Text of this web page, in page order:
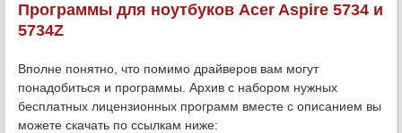
Программы для ноутбуков Acer Aspire 5734 и
5734Z
Вполне понятно, что помимо драйверов вам могут
понадобиться и программы. Архив с набором нужных
бесплатных лицензионных программ вместе с описанием вы
можете скачать по ссылкам ниже: